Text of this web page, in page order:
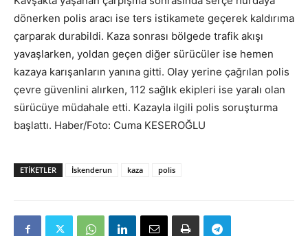
dönerken polis aracı ise ters istikamete geçerek kaldırıma
çarparak durabildi. Kaza sonrası bölgede trafik akışı
yavaşlarken, yoldan geçen diğer sürücüler ise hemen
kazaya karışanların yanına gitti. Olay yerine çağrılan polis
çevre güvenlini alırken, 112 sağlık ekipleri ise yaralı olan
sürücüye müdahale etti. Kazayla ilgili polis soruşturma
başlattı. Haber/Foto: Cuma KESEROĞLU
ETIKETLER İskenderun kaza polis